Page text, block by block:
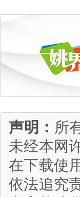
声明： 所
未经本网
在下载使
依法追究